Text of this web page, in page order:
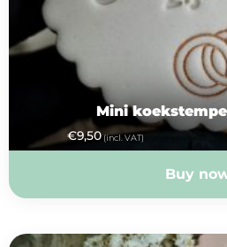
Mini
€9,50(incl. VAT)
Buy